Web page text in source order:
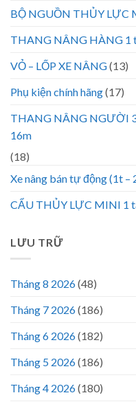
BỘ NGUỒN THỦY LỰC
THANG NÂNG HÀNG 1
VỎ – LỐP XE NÂNG(13)
Phụ kiện chính hãng(17)
THANG NÂNG NGƯỜI
16m
(18)
Xe nâng bán tự động (1t –
CẨU THỦY LỰC MINI 1
LƯU TRỮ
Tháng 8 2026(48)
Tháng 7 2026(186)
Tháng 6 2026(182)
Tháng 5 2026(186)
Tháng 4 2026(180)